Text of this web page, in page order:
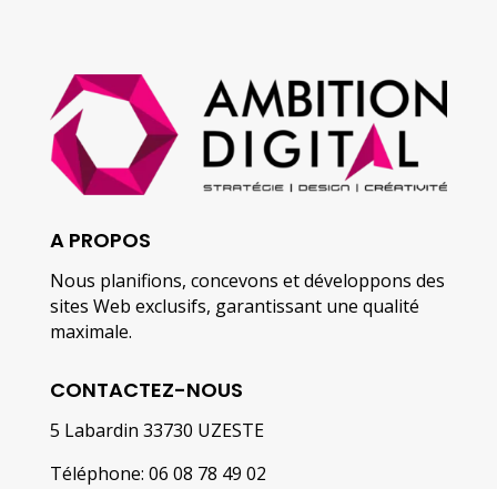
A PROPOS
Nous planifions, concevons et développons des
sites Web exclusifs, garantissant une qualité
maximale.
CONTACTEZ-NOUS
5 Labardin 33730 UZESTE
Téléphone: 06 08 78 49 02